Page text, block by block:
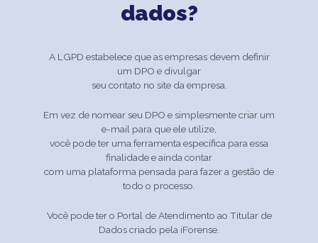
dados?
A LGPD estabelece que as empresas devem definir
um DPO e divulgar
seu contato no site da empresa.
Em vez de nomear seu DPO e simplesmente criar um
e-mail para que ele utilize,
você pode ter uma ferramenta específica para essa
finalidade e ainda contar
com uma plataforma pensada para fazer a gestão de
todo o processo.
Você pode ter o Portal de Atendimento ao Titular de
Dados criado pela iForense.